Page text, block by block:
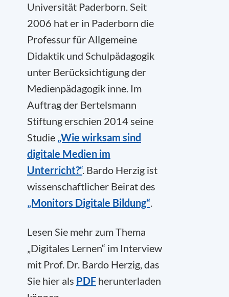
Universität Paderborn. Seit
2006 hat er in Paderborn die
Professur für Allgemeine
Didaktik und Schulpädagogik
unter Berücksichtigung der
Medienpädagogik inne. Im
Auftrag der Bertelsmann
Stiftung erschien 2014 seine
Studie „Wie wirksam sind
digitale Medien im
Unterricht?“. Bardo Herzig ist
wissenschaftlicher Beirat des
„Monitors Digitale Bildung“.
Lesen Sie mehr zum Thema
„Digitales Lernen“ im Interview
mit Prof. Dr. Bardo Herzig, das
Sie hier als PDF herunterladen